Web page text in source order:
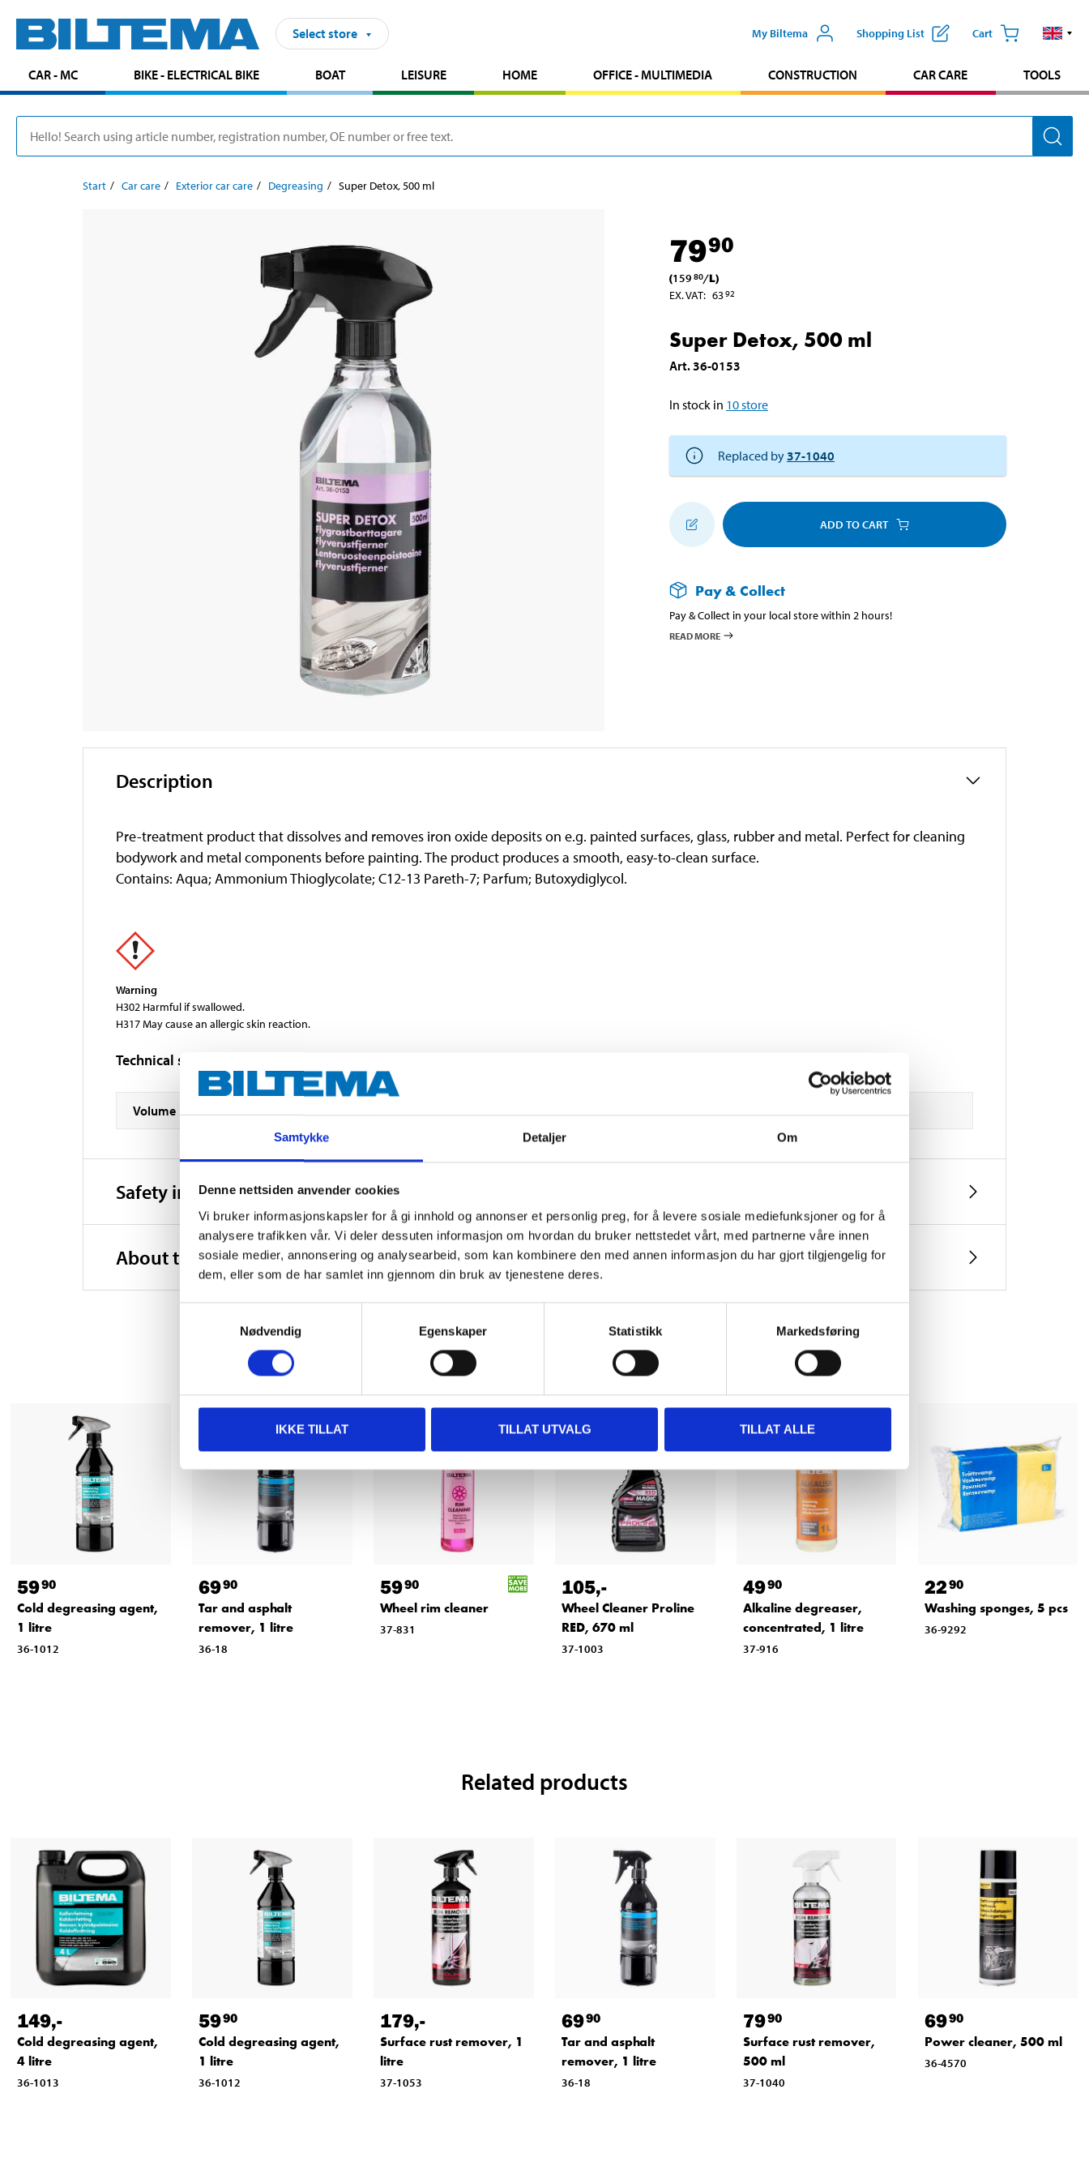
Samtykke Detaljer Om
Denne nettsiden anvender cookies
Vi bruker informasjonskapsler for å gi innhold og annonser et personlig preg, for å levere sosiale mediefunksjoner og for å
analysere trafikken vår. Vi deler dessuten informasjon om hvordan du bruker nettstedet vårt, med partnerne våre innen
sosiale medier, annonsering og analysearbeid, som kan kombinere den med annen informasjon du har gjort tilgjengelig for
dem, eller som de har samlet inn gjennom din bruk av tjenestene deres.
Nødvendig
Egenskaper Statistikk Markedsføring
IKKE TILLAT TILLAT UTVALG TILLAT ALLE
Select store My Biltema Shopping List Cart
CAR - MC BIKE - ELECTRICAL BIKE BOAT LEISURE HOME OFFICE - MULTIMEDIA CONSTRUCTION CAR CARE TOOLS
Start Car care Exterior car care Degreasing Super Detox, 500 ml
7990
(159 80/L)
EX. VAT: 6392
Super Detox, 500 ml
Art.36-0153
In stock in 10store
Replaced by37-1040
ADD TO CART
Pay & Collect
Pay & Collect in your local store within 2 hours!
READ MORE
Description
Pre-treatment product that dissolves and removes iron oxide deposits on e.g. painted surfaces, glass, rubber and metal. Perfect for cleaning
bodywork and metal components before painting. The product produces a smooth, easy-to-clean surface.
Contains: Aqua; Ammonium Thioglycolate; C12-13 Pareth-7; Parfum; Butoxydiglycol.
Warning
H302 Harmful if swallowed.
H317 May cause an allergic skin reaction.
Technical specifications
Volume 500 ml
Safety instructions and other information
About the manufacturer
Other customers also bought
5990
Cold degreasing agent,
1 litre
36-1012
6990
Tar and asphalt
remover, 1 litre
36-18
5990
Wheel rim cleaner
37-831
105,-
Wheel Cleaner Proline
RED, 670 ml
37-1003
4990
Alkaline degreaser,
concentrated, 1 litre
37-916
2290
Washing sponges, 5 pcs
36-9292
Related products
149,-
Cold degreasing agent,
4 litre
36-1013
5990
Cold degreasing agent,
1 litre
36-1012
179,-
Surface rust remover, 1
litre
37-1053
6990
Tar and asphalt
remover, 1 litre
36-18
7990
Surface rust remover,
500 ml
37-1040
6990
Power cleaner, 500 ml
36-4570